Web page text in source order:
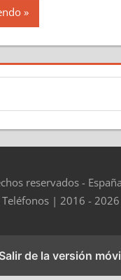
reservados -
Teléfonos | 2016 - 2026
Salir de la versión